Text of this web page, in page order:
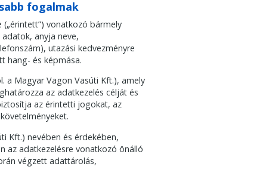
fogalmak
vonatkozó bármely
anyja neve,
utazási kedvezményre
hang- és képmása.
a Magyar Vagon Vasúti Kft.), amely
az adatkezelés célját és
az érintetti jogokat, az
Kft.) nevében és érdekében,
az adatkezelésre vonatkozó önálló
végzett adattárolás,